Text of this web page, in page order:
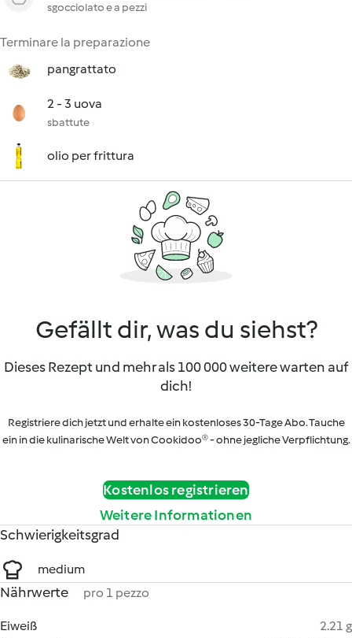
sgocciolato e a pezzi
Terminare la preparazione
pangrattato
2 - 3 uova
sbattute
olio per frittura
Gefällt dir, was du siehst?
Dieses Rezept und mehr als 100 000 weitere warten auf
dich!
Registriere dich jetzt und erhalte ein kostenloses 30-Tage Abo. Tauche
ein in die kulinarische Welt von Cookidoo® - ohne jegliche Verpflichtung.
Kostenlos registrieren
Weitere Informationen
Schwierigkeitsgrad
medium
Nährwerte pro 1 pezzo
Eiweiß
2.21 g